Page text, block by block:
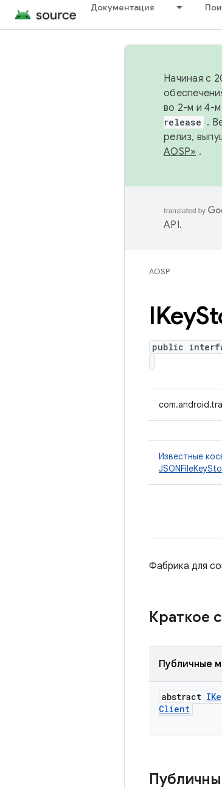
Документация
Начиная с
во 2-м и 4-м
release .
релиз,
AOSP» .
API.
AOSP
IKey
public
Известные
Фабрика для
Краткое
Публичные
abstract
Client